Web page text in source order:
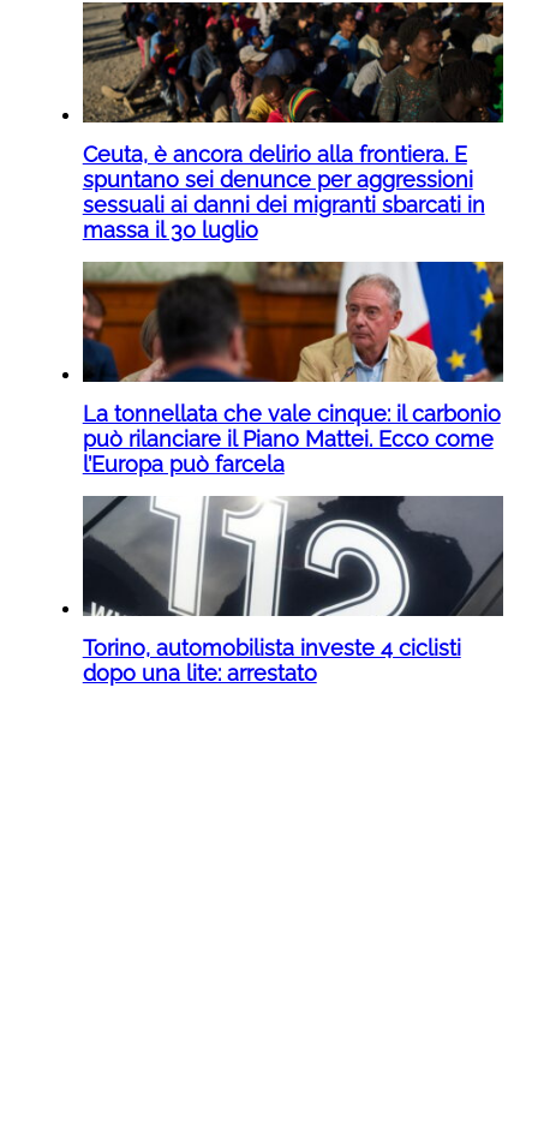
Ceuta, è ancora delirio alla frontiera. E
spuntano sei denunce per aggressioni
sessuali ai danni dei migranti sbarcati in
massa il 30 luglio
La tonnellata che vale cinque: il carbonio
può rilanciare il Piano Mattei. Ecco come
l’Europa può farcela
Torino, automobilista investe 4 ciclisti
dopo una lite: arrestato